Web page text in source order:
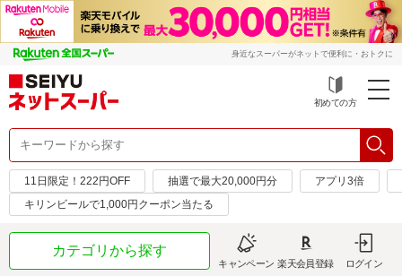
身近なスーパーがネットで便利に・おトクに
初めての方
11日限定！222円OFF 抽選で最大20,000円分
アプリ3倍
キリンビールで1,000円クーポン当たる
カテゴリから探す
キャンペーン 楽天会員登録 ログイン